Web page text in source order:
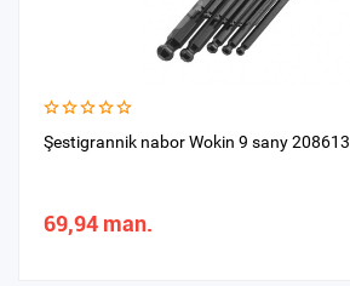
Şestigrannik nabor Wokin 9 sany 208613
69,94 man.